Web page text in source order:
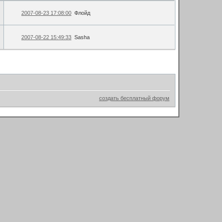
2007-08-23 17:08:00 Флойд
2007-08-22 15:49:33 Sasha
создать бесплатный форум